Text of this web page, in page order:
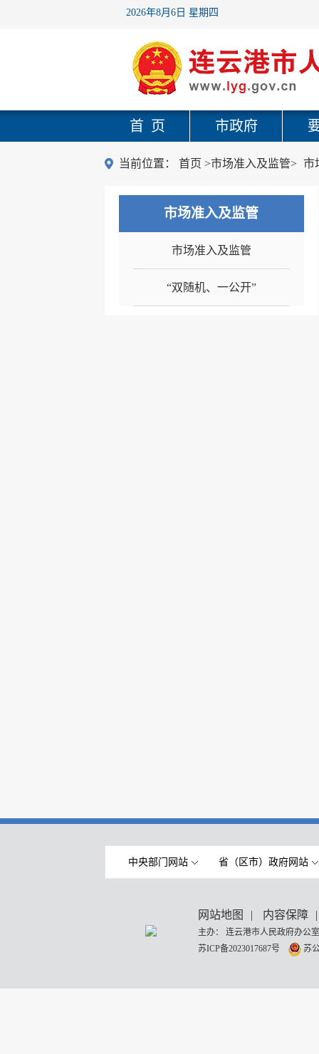
2026年8月6日 星期四
首 页 市政府
当前位置： 首页 >市场准入及监管> 市
市场准入及监管
市场准入及监管
“双随机、一公开”
中央部门网站 省（区市）政府网站
网站地图 | 内容保障 |
主办： 连云港市人民政府办
苏ICP备2023017687号
苏